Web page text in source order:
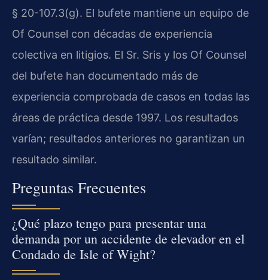
§ 20-107.3(g). El bufete mantiene un equipo de
Of Counsel con décadas de experiencia
colectiva en litigios. El Sr. Sris y los Of Counsel
del bufete han documentado más de
experiencia comprobada de casos en todas las
áreas de práctica desde 1997. Los resultados
varían; resultados anteriores no garantizan un
resultado similar.
Preguntas Frecuentes
¿Qué plazo tengo para presentar una
demanda por un accidente de elevador en el
Condado de Isle of Wight?